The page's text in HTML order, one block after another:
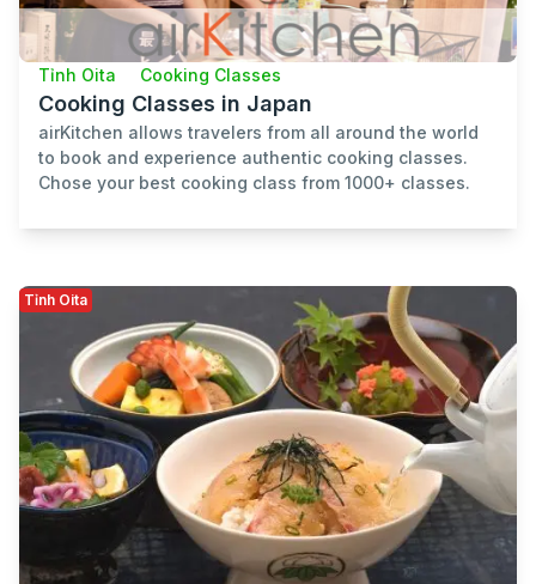
Tỉnh Oita Cooking Classes
Cooking Classes in Japan
airKitchen allows travelers from all around the world
to book and experience authentic cooking classes.
Chose your best cooking class from 1000+ classes.
Tỉnh Oita